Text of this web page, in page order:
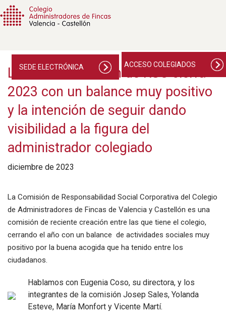
ACCESO COLEGIADOS
SEDE ELECTRÓNICA
La nueva Comisión de RSC cierra
2023 con un balance muy positivo
y la intención de seguir dando
visibilidad a la figura del
administrador colegiado
diciembre de 2023
La Comisión de Responsabilidad Social Corporativa del Colegio
de Administradores de Fincas de Valencia y Castellón es una
comisión de reciente creación entre las que tiene el colegio,
cerrando el año con un balance de actividades sociales muy
positivo por la buena acogida que ha tenido entre los
ciudadanos.
Hablamos con Eugenia Coso, su directora, y los
integrantes de la comisión Josep Sales, Yolanda
Esteve, María Monfort y Vicente Martí.